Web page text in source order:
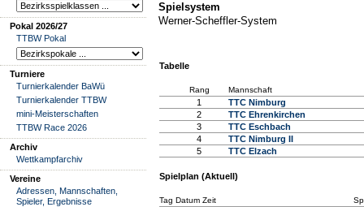
Pokal 2026/27
TTBW Pokal
Turniere
Turnierkalender BaWü
Turnierkalender TTBW
mini-Meisterschaften
TTBW Race 2026
Archiv
Wettkampfarchiv
Vereine
Adressen, Mannschaften,
Spieler, Ergebnisse
Spielsystem
Werner-Scheffler-System
Tabelle
Rang Mannschaft
1
TTC Nimburg
2
TTC Ehrenkirchen
3
TTC Eschbach
4
TTC Nimburg II
5
TTC Elzach
Spielplan (Aktuell)
Tag Datum Zeit